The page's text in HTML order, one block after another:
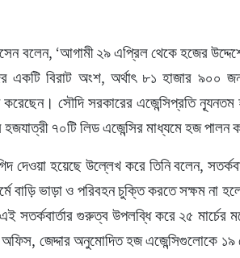
বলেন, ‘আগামী ২৯ এপ্রিল থেকে হজের
বিরাট অংশ, অর্থাৎ ৮১ হাজার ৯০০ জন
সৌদি সরকারের এজেন্সিপ্রতি ন্যূনতম
হজযাত্রী ৭০টি লিড এজেন্সির মাধ্যমে হজ পালন
দেওয়া হয়েছে উল্লেখ করে তিনি বলেন,
বাড়ি ভাড়া ও পরিবহন চুক্তি করতে সক্ষম না
সতর্কবার্তার গুরুত্ব উপলব্ধি করে ২৫ মার্চের
জেদ্দার অনুমোদিত হজ এজেন্সিগুলোকে ১৯